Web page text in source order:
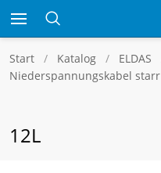
Start Katalog ELDAS
Niederspannungskabel starr
12L